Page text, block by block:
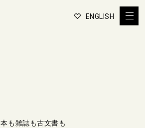
ENGLISH
本も雑誌も古文書も